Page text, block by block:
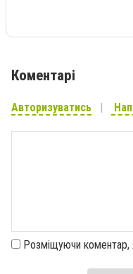
Коментарі
Авторизуватись
Розміщуючи